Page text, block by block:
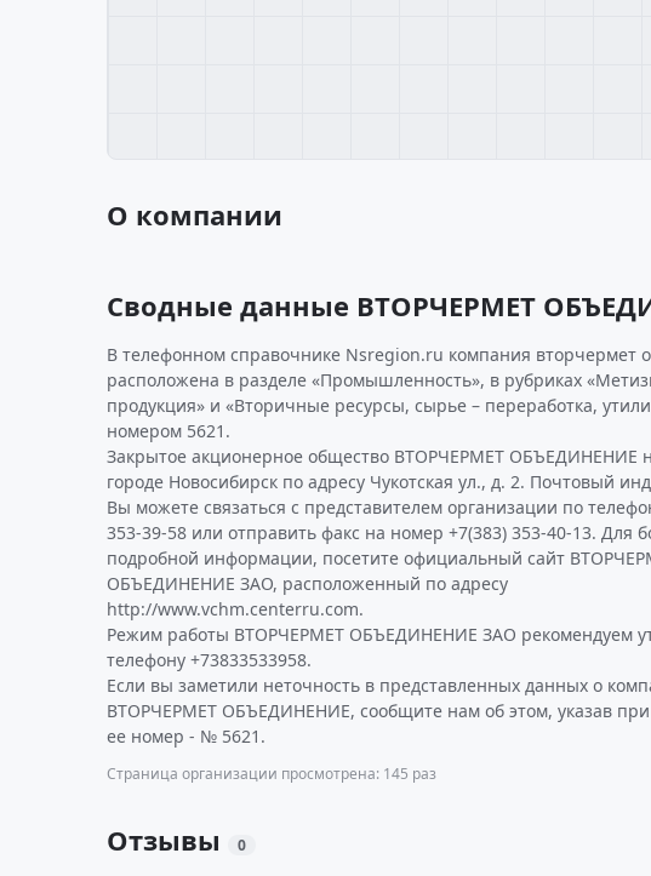
О компании
Сводные данные ВТОРЧЕРМЕТ
В телефонном справочнике Nsregion.ru компания вторчермет
расположена в разделе «Промышленность», в рубриках
продукция» и «Вторичные ресурсы, сырье – переработка,
номером 5621.
Закрытое акционерное общество ВТОРЧЕРМЕТ ОБЪЕДИНЕНИЕ
городе Новосибирск по адресу Чукотская ул., д. 2. Почтовый
Вы можете связаться с представителем организации по
353-39-58 или отправить факс на номер +7(383) 353-40-13. Для
подробной информации, посетите официальный сайт
ОБЪЕДИНЕНИЕ ЗАО, расположенный по адресу
http://www.vchm.centerru.com.
Режим работы ВТОРЧЕРМЕТ ОБЪЕДИНЕНИЕ ЗАО рекомендуем
телефону +73833533958.
Если вы заметили неточность в представленных данных о
ВТОРЧЕРМЕТ ОБЪЕДИНЕНИЕ, сообщите нам об этом, указав
ее номер - № 5621.
Страница организации просмотрена: 145 раз
Отзывы 0